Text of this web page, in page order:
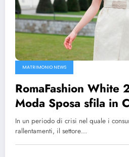
MATRIMONIO NEWS
RomaFashion White
Moda Sposa sfila in
In un periodo di crisi nel quale i
rallentamenti, il settore…